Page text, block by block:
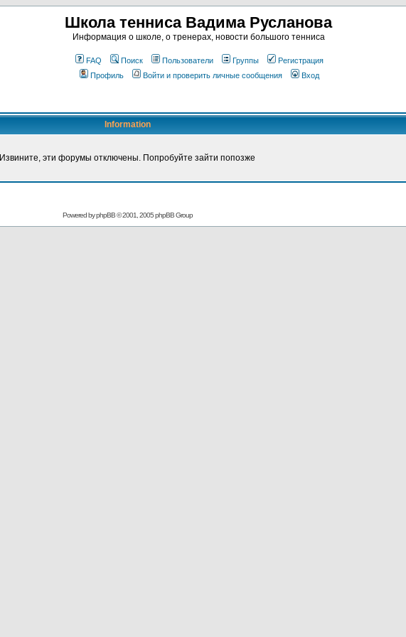
Школа тенниса Вадима Русланова
Информация о школе, о тренерах, новости большого тенниса
FAQ Поиск Пользователи Группы
Регистрация
Профиль
Войти и проверить личные сообщения Вход
Information
Извините, эти форумы отключены. Попробуйте зайти попозже
Powered byphpBB© 2001, 2005 phpBB Group